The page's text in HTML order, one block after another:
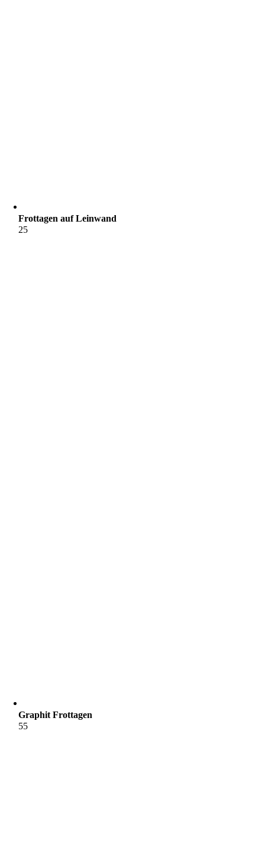
Frottagen auf Leinwand
25
Graphit Frottagen
55